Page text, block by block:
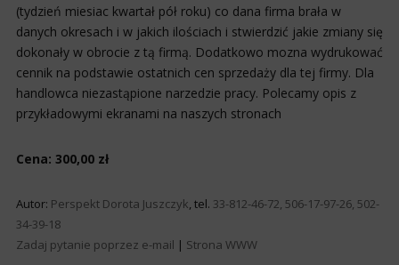
(tydzień miesiac kwartał pół roku) co dana firma brała w
danych okresach i w jakich ilościach i stwierdzić jakie zmiany się
dokonały w obrocie z tą firmą. Dodatkowo mozna wydrukować
cennik na podstawie ostatnich cen sprzedaży dla tej firmy. Dla
handlowca niezastąpione narzedzie pracy. Polecamy opis z
przykładowymi ekranami na naszych stronach
Cena: 300,00 zł
Autor: Perspekt Dorota Juszczyk, tel. 33-812-46-72, 506-17-97-26, 502-
34-39-18
Zadaj pytanie poprzez e-mail | Strona WWW